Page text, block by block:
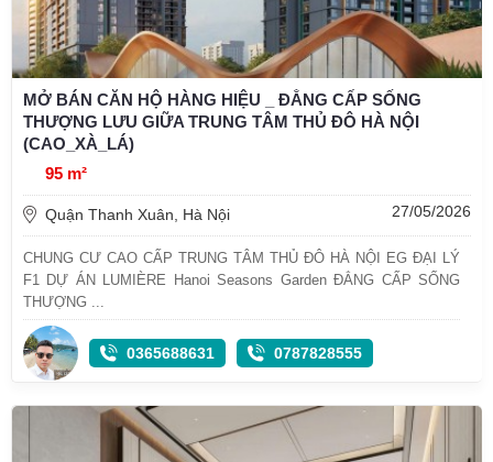
MỞ BÁN CĂN HỘ HÀNG HIỆU _ ĐẲNG CẤP SỐNG
THƯỢNG LƯU GIỮA TRUNG TÂM THỦ ĐÔ HÀ NỘI
(CAO_XÀ_LÁ)
95 m²
Quận Thanh Xuân, Hà Nội 27/05/2026
CHUNG CƯ CAO CẤP TRUNG TÂM THỦ ĐÔ HÀ NỘI EG ĐẠI LÝ
F1 DỰ ÁN LUMIÈRE Hanoi Seasons Garden ĐẲNG CẤP SỐNG
THƯỢNG ...
0365688631 0787828555